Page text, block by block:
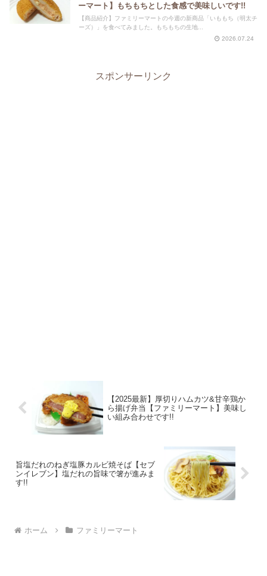
ーマート】もちもちとした食感で美味しいです!!
【商品紹介】ファミリーマートの今週の新商品「いももち（明太チ
ーズ）」を食べてみました。もちもちの生地...
2026.07.24
スポンサーリンク
【2025最新】厚切りハムカツ&甘辛鶏か
ら揚げ弁当【ファミリーマート】美味し
い組み合わせです!!
旨塩だれのねぎ塩豚カルビ焼そば【セブ
ンイレブン】塩だれの旨味で箸が進みま
す!!
ホーム ファミリーマート